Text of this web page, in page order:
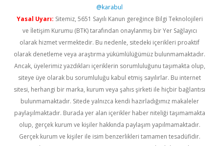
@karabul
Yasal Uyarı: Sitemiz, 5651 Sayılı Kanun gereğince Bilgi Teknolojileri
ve İletişim Kurumu (BTK) tarafından onaylanmış bir Yer Sağlayıcı
olarak hizmet vermektedir. Bu nedenle, sitedeki içerikleri proaktif
olarak denetleme veya araştırma yükümlülüğümüz bulunmamaktadır.
Ancak, üyelerimiz yazdıkları içeriklerin sorumluluğunu taşımakta olup,
siteye üye olarak bu sorumluluğu kabul etmiş sayılırlar. Bu internet
sitesi, herhangi bir marka, kurum veya şahıs şirketi ile hiçbir bağlantısı
bulunmamaktadır. Sitede yalnızca kendi hazırladığımız makaleler
paylaşılmaktadır. Burada yer alan içerikler haber niteliği taşımamakta
olup, gerçek kurum ve kişiler hakkında paylaşım yapılmamaktadır.
Gerçek kurum ve kişiler ile isim benzerlikleri tamamen tesadüfidir.